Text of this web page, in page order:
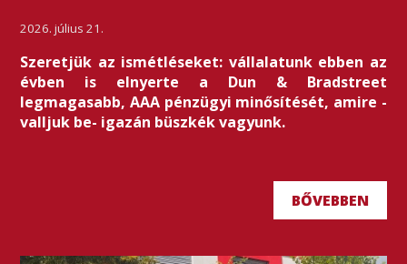
2026. július 21.
Szeretjük az ismétléseket: vállalatunk ebben az
évben is elnyerte a Dun & Bradstreet
legmagasabb, AAA pénzügyi minősítését, amire -
valljuk be- igazán büszkék vagyunk.
BŐVEBBEN